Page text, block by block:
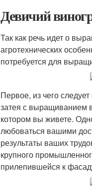
Девичий
Так как речь идет о
агротехнических
потребуется для
Первое, из чего
затея с выращиванием
котором вы живете.
любоваться вашими
результаты ваших
крупного
прилепившейся к